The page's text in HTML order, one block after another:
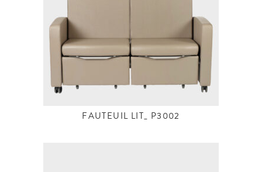
FAUTEUIL LIT_ P3002